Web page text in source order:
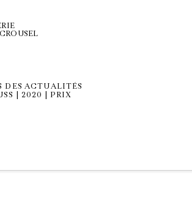
DES ACTUALITÉS
| 2020 | PRIX